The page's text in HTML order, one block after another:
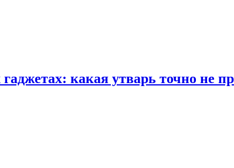
какая утварь точно не